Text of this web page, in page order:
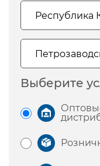
Выберите